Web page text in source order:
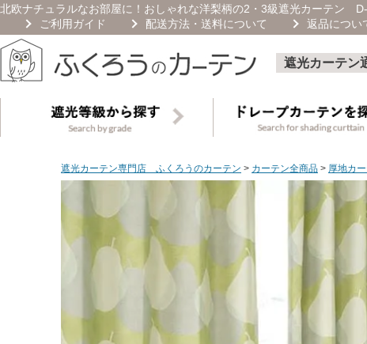
北欧ナチュラルなお部屋に！おしゃれな洋梨柄の2・3級遮光カーテン
ご利用ガイド
配送方法・送料について 返品につい
遮光カーテン
遮光カーテン専門店 ふくろうのカーテン カーテン全商品 厚地カ